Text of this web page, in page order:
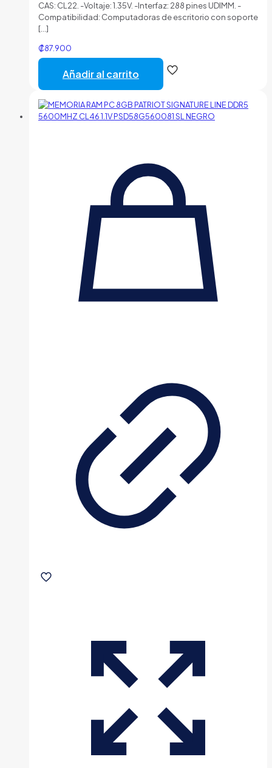
CAS: CL22. -Voltaje: 1.35V. -Interfaz: 288 pines UDIMM. -
Compatibilidad: Computadoras de escritorio con soporte
[…]
₡87.900
Añadir al carrito